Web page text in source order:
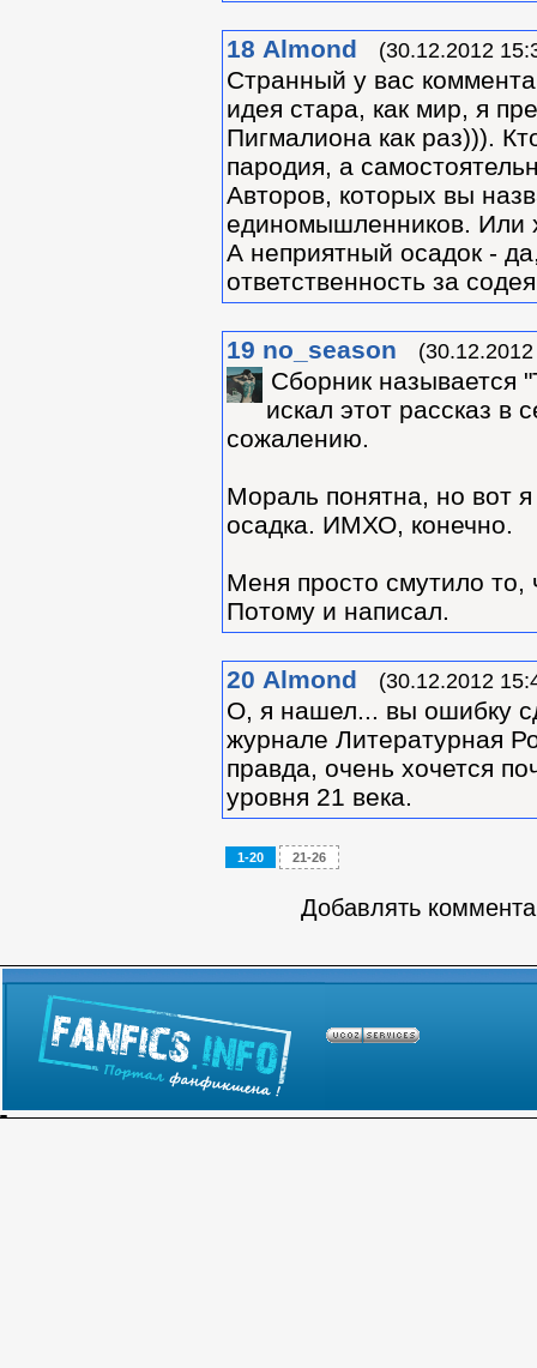
18 Almond (30.12.2012
Странный у вас
идея стара, как мир, я
Пигмалиона как раз))).
пародия, а
Авторов, которых вы
единомышленников. Или
А неприятный осадок -
ответственность за
19 no_season
Сборник называется
искал этот рассказ в
сожалению.
Мораль понятна, но вот
осадка. ИМХО, конечно.
Меня просто смутило
Потому и написал.
20 Almond (30.12.2012
О, я нашел... вы ошибку
журнале Литературная
правда, очень хочется
уровня 21 века.
1-20 21-26
Добавлять